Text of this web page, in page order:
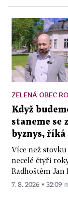
ZELENÁ OBEC
Když
staneme se
byznys,
Více než
necelé čtyři
Radhoštěm Jan
7. 8. 2026 ▪ 32:09